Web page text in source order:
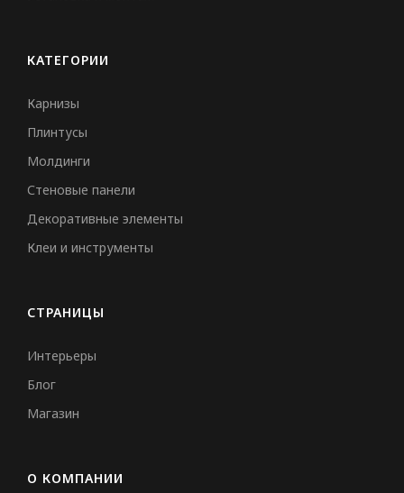
КАТЕГОРИИ
Карнизы
Плинтусы
Молдинги
Стеновые панели
Декоративные элементы
Клеи и инструменты
СТРАНИЦЫ
Интерьеры
Блог
Магазин
О КОМПАНИИ